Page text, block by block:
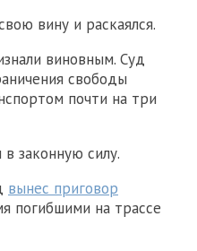
вину и раскаялся.
виновным. Суд
свободы
почти на три
законную силу.
вынес приговор
погибшими на трассе